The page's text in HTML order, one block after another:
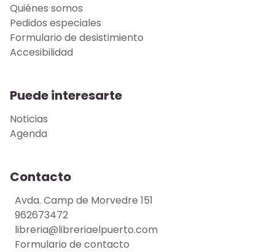
Quiénes somos
Pedidos especiales
Formulario de desistimiento
Accesibilidad
Puede interesarte
Noticias
Agenda
Contacto
Avda. Camp de Morvedre 151
962673472
libreria@libreriaelpuerto.com
Formulario de contacto